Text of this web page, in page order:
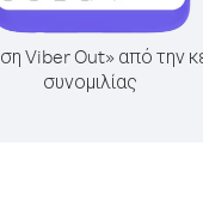
Viber Out» από την
συνομιλίας